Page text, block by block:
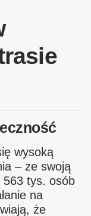
wysoką
– ze swoją
tys. osób
na
że